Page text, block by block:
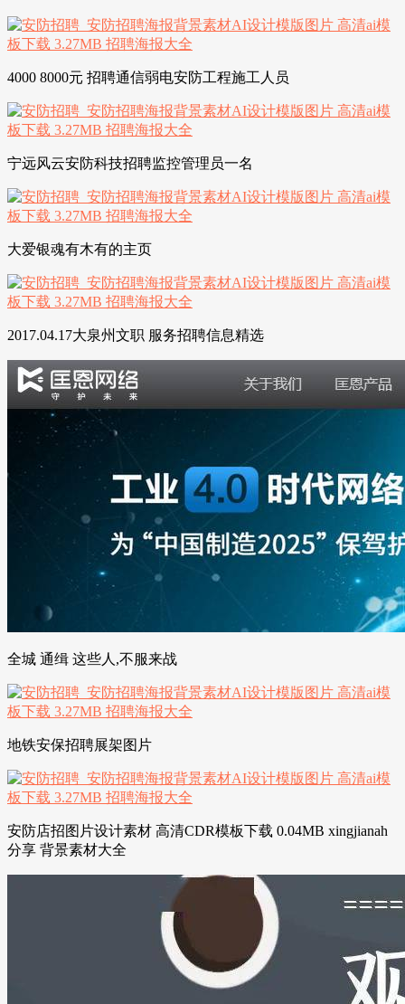
4000 8000元 招聘通信弱电安防工程施工人员
宁远风云安防科技招聘监控管理员一名
大爱银魂有木有的主页
2017.04.17大泉州文职 服务招聘信息精选
全城 通缉 这些人,不服来战
地铁安保招聘展架图片
安防店招图片设计素材 高清CDR模板下载 0.04MB xingjianah
分享 背景素材大全